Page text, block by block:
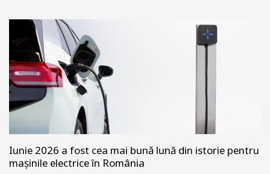
Iunie 2026 a fost cea mai bună lună din istorie pentru
mașinile electrice în România